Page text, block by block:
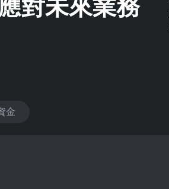
對未來業務
金